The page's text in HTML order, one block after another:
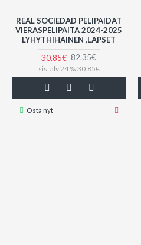
REAL SOCIEDAD PELIPAIDAT
VIERASPELIPAITA 2024-2025
LYHYTHIHAINEN ,LAPSET
30.85€ 82.35€
sis. alv 24 %:30.85€
Osta nyt